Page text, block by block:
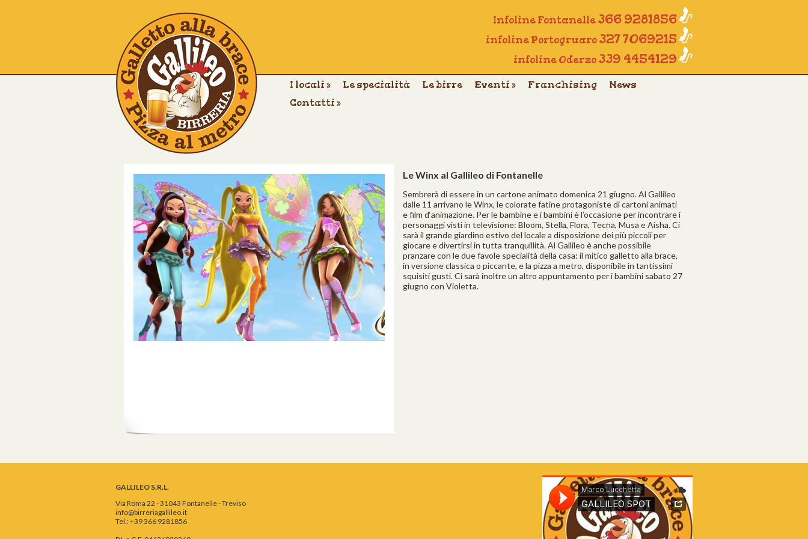
Infoline Fontanelle 366 9281856
infoline Portogruaro 327 7069215
infoline Oderzo 339 4454129
I locali » Le specialità Le birre Eventi » Franchising
News
Contatti »
Le Winx al Gallileo di Fontanelle
Sembrerà di essere in un cartone animato domenica 21 giugno. Al Gallileo
dalle 11 arrivano le Winx, le colorate fatine protagoniste di cartoni animati
e film d‘animazione. Per le bambine e i bambini è l’occasione per incontrare i
personaggi visti in televisione: Bloom, Stella, Flora, Tecna, Musa e Aisha. Ci
sarà il grande giardino estivo del locale a disposizione dei più piccoli per
giocare e divertirsi in tutta tranquillità. Al Gallileo è anche possibile
pranzare con le due favole specialità della casa: il mitico galletto alla brace,
in versione classica o piccante, e la pizza a metro, disponibile in tantissimi
squisiti gusti. Ci sarà inoltre un altro appuntamento per i bambini sabato 27
giugno con Violetta.
GALLILEO S.R.L.
Via Roma 22 - 31043 Fontanelle - Treviso
info@birreriagallileo.it
Tel.: +39 366 9281856